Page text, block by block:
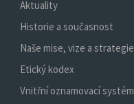
Aktuality
Historie a současnost
Naše mise, vize a strategie
Etický kodex
Vnitřní oznamovací systém